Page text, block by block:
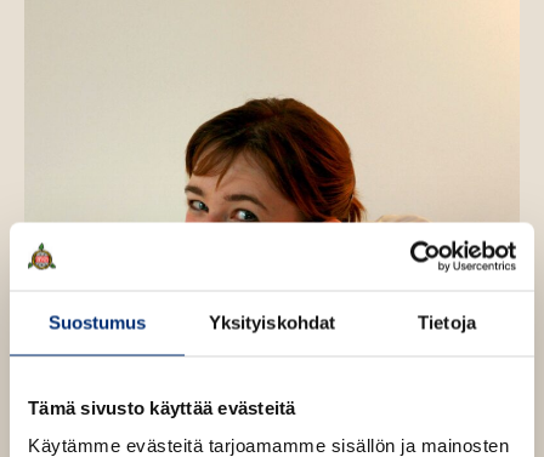
Suostumus Yksityiskohdat Tietoja
Tämä sivusto käyttää evästeitä
Käytämme evästeitä tarjoamamme sisällön ja mainosten
Kuva: Kate Hummel